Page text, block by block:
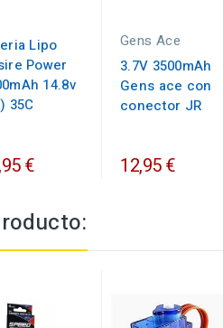
Lipo
Power
14.8v
35C
€
Gens Ace
3.7V 3500mAh
Gens ace con
conector JR
12,95 €